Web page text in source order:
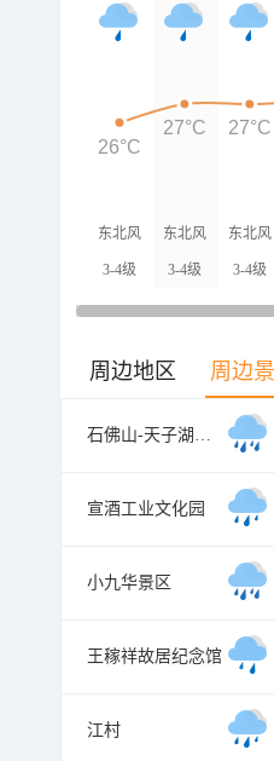
东北风
3-4级
东北风
3-4级
东北风
3-4级
26°C
27°C 27°C
周边地区 周边
石佛山-天子湖旅游风景区
宣酒工业文化园
小九华景区
王稼祥故居纪念馆
江村